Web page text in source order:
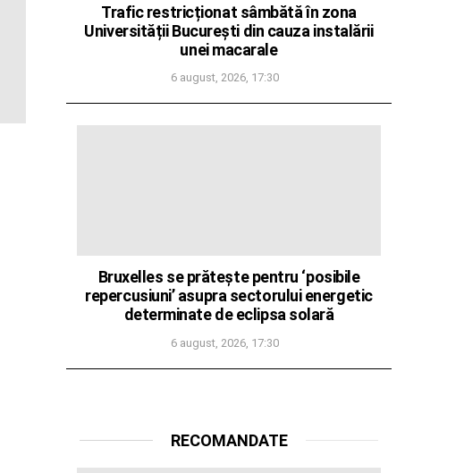
Trafic restricționat sâmbătă în zona
Universității București din cauza instalării
unei macarale
6 august, 2026, 17:30
Bruxelles se prătește pentru ‘posibile
repercusiuni’ asupra sectorului energetic
determinate de eclipsa solară
6 august, 2026, 17:30
RECOMANDATE